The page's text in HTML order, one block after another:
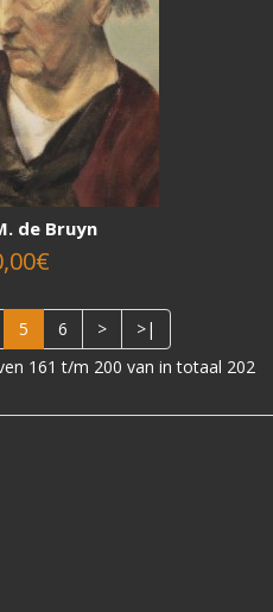
de Bruyn
5 6 >
>|
161 t/m 200 van in totaal 202